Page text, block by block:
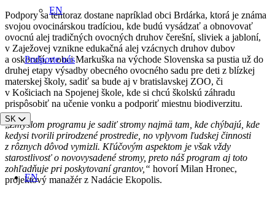
EN
Podporte nás
SK
EN
Podpory sa tentoraz dostane napríklad obci Brdárka, ktorá je známa
svojou ovocinárskou tradíciou, kde budú vysádzať a obnovovať
ovocnú alej tradičných ovocných druhov čerešní, sliviek a jabloní,
v Zaježovej vznikne edukačná alej vzácnych druhov dubov
a oskoruší, v obci Markuška na východe Slovenska sa pustia už do
druhej etapy výsadby obecného ovocného sadu pre deti z blízkej
materskej školy, sadiť sa bude aj v bratislavskej ZOO, či
v Košiciach na Spojenej škole, kde si chcú školskú záhradu
prispôsobiť na učenie vonku a podporiť miestnu biodiverzitu.
„Zmyslom programu je sadiť stromy najmä tam, kde chýbajú, kde
kedysi tvorili prirodzené prostredie, no vplyvom ľudskej činnosti
z rôznych dôvod vymizli. Kľúčovým aspektom je však vždy
starostlivosť o novovysadené stromy, preto náš program aj toto
zohľadňuje pri poskytovaní grantov,“ hovorí Milan Hronec,
projektový manažér z Nadácie Ekopolis.